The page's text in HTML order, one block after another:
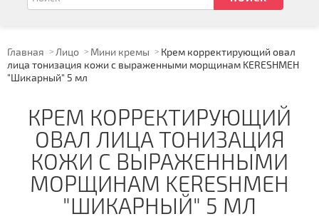
Главная Лицо Мини кремы
Крем корректирующий овал
лица тонизация кожи с выраженными морщинам KERESHMEH
"Шикарный" 5 мл
КРЕМ КОРРЕКТИРУЮЩИЙ
ОВАЛ ЛИЦА ТОНИЗАЦИЯ
КОЖИ С ВЫРАЖЕННЫМИ
МОРЩИНАМ KERESHMEH
"ШИКАРНЫЙ" 5 МЛ